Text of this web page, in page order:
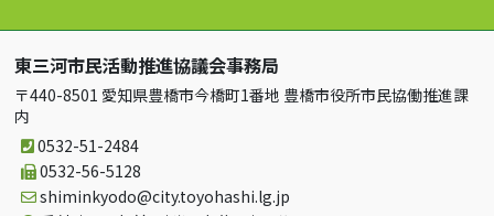
東三河市民活動推進協議会事務局
〒440-8501 愛知県豊橋市今橋町1番地 豊橋市役所市民協働推進課
内
0532-51-2484
0532-56-5128
shiminkyodo
city.toyohashi.lg.jp